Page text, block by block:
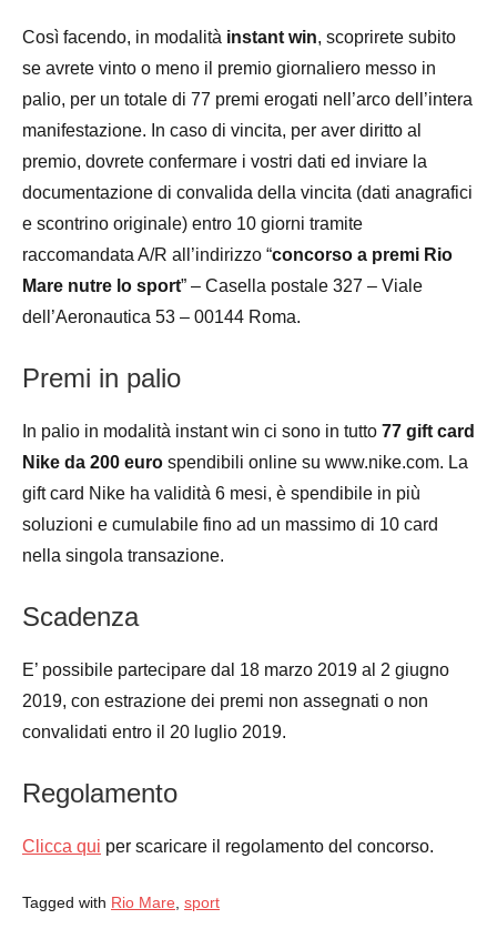
Così facendo, in modalità instant win, scoprirete subito
se avrete vinto o meno il premio giornaliero messo in
palio, per un totale di 77 premi erogati nell’arco dell’intera
manifestazione. In caso di vincita, per aver diritto al
premio, dovrete confermare i vostri dati ed inviare la
documentazione di convalida della vincita (dati anagrafici
e scontrino originale) entro 10 giorni tramite
raccomandata A/R all’indirizzo “concorso a premi Rio
Mare nutre lo sport” – Casella postale 327 – Viale
dell’Aeronautica 53 – 00144 Roma.
Premi in palio
In palio in modalità instant win ci sono in tutto 77 gift card
Nike da 200 euro spendibili online su www.nike.com. La
gift card Nike ha validità 6 mesi, è spendibile in più
soluzioni e cumulabile fino ad un massimo di 10 card
nella singola transazione.
Scadenza
E’ possibile partecipare dal 18 marzo 2019 al 2 giugno
2019, con estrazione dei premi non assegnati o non
convalidati entro il 20 luglio 2019.
Regolamento
Clicca qui per scaricare il regolamento del concorso.
Tagged with Rio Mare sport